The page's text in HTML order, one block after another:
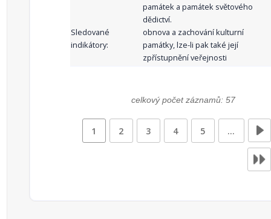
památek a památek světového
dědictví.
Sledované
indikátory:
obnova a zachování kulturní
památky, lze-li pak také její
zpřístupnění veřejnosti
celkový počet záznamů: 57
1 2 3 4 5 …